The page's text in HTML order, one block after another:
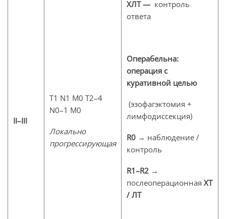
II–III
T1 N1 M0 T2–4
N0–1 M0
Локально
прогрессирующая
ХЛТ — контроль
ответа
Операбельна:
операция с
куративной целью
(эзофагэктомия +
лимфодиссекция)
R0 → наблюдение /
контроль
R1–R2 →
послеоперационная ХТ
/ ЛТ